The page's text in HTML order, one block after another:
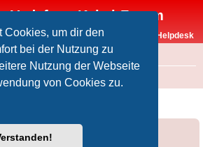
Cookies, um dir den
bei der Nutzung zu
Nutzung der Webseite
von Cookies zu.
Vodafone-Kabel-Forum
Vodafone-Kabel-Helpdesk
auf sky